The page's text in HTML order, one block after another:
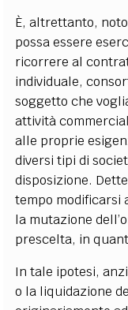
È, altrettanto,
possa essere
ricorrere al
individuale,
soggetto che
attività
alle proprie
diversi tipi di
disposizione.
tempo modificarsi
la mutazione
prescelta, in
In tale ipotesi,
o la liquidazione